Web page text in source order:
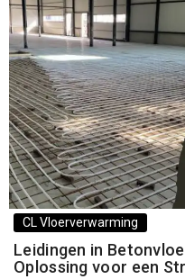
CL Vloerverwarming
Leidingen in
Oplossing voor een